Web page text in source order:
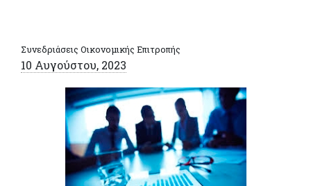
Συνεδριάσεις Οικονομικής Επιτροπής
10 Αυγούστου, 2023